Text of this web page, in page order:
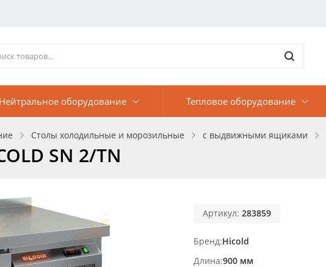
Нейтральное оборудование Тепловое оборудование
Столы холодильные и морозильные с выдвижными ящиками
SN 2/TN
Артикул: 283859
Бренд Hicold
Длина 900 мм